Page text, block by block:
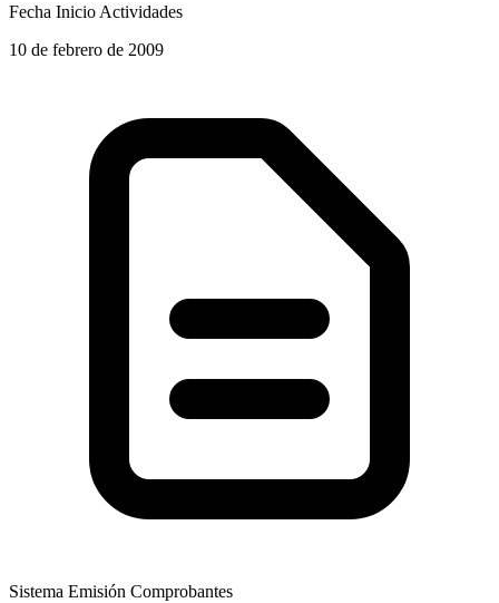
Fecha Inicio Actividades
10 de febrero de 2009
Sistema Emisión Comprobantes